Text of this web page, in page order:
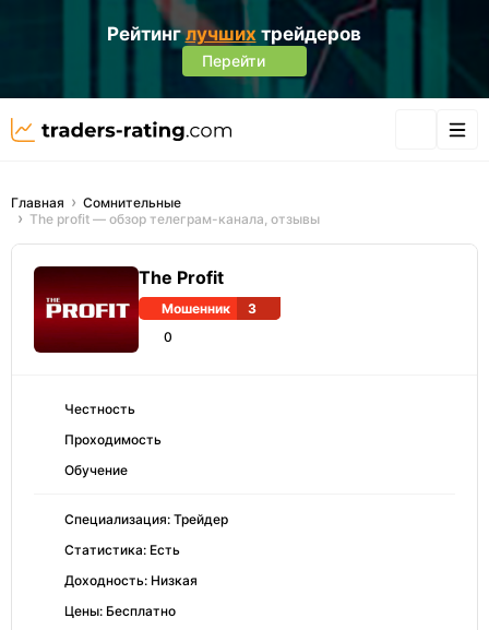
Рейтинглучших трейдеров
Перейти
Главная
Сомнительные
The profit — обзор телеграм-канала, отзывы
The Profit
Мошенник
3
0
Честность
Проходимость
Обучение
Специализация: Трейдер
Статистика: Есть
Доходность: Низкая
Цены: Бесплатно